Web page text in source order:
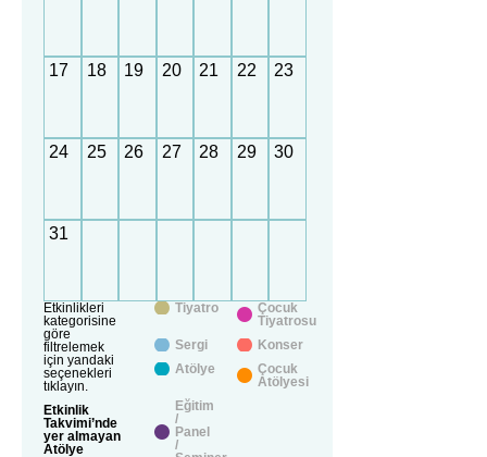
17 18 19 20 21 22 23
24 25 26 27 28 29 30
31
Etkinlikleri
kategorisine
göre
filtrelemek
için yandaki
seçenekleri
tıklayın.
Etkinlik
Takvimi’nde
yer almayan
Atölye
Tiyatro
Çocuk
Tiyatrosu
Sergi
Konser
Atölye
Çocuk
Atölyesi
Eğitim
/
Panel
/